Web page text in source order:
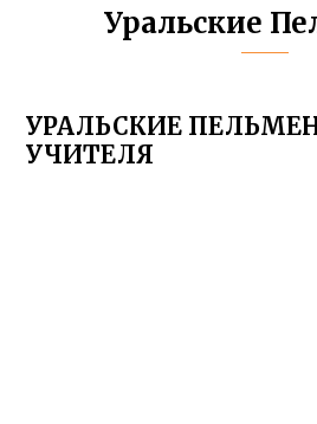
Уральские
УРАЛЬСКИЕ
УЧИТЕЛЯ